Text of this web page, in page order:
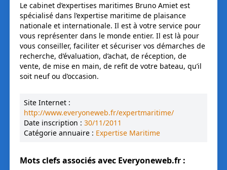
Le cabinet d’expertises maritimes Bruno Amiet est
spécialisé dans l’expertise maritime de plaisance
nationale et internationale. Il est à votre service pour
vous représenter dans le monde entier. Il est là pour
vous conseiller, faciliter et sécuriser vos démarches de
recherche, d’évaluation, d’achat, de réception, de
vente, de mise en main, de refit de votre bateau, qu’il
soit neuf ou d’occasion.
Site Internet :
http://www.everyoneweb.fr/expertmaritime/
Date inscription : 30/11/2011
Catégorie annuaire : Expertise Maritime
Mots clefs associés avec Everyoneweb.fr: